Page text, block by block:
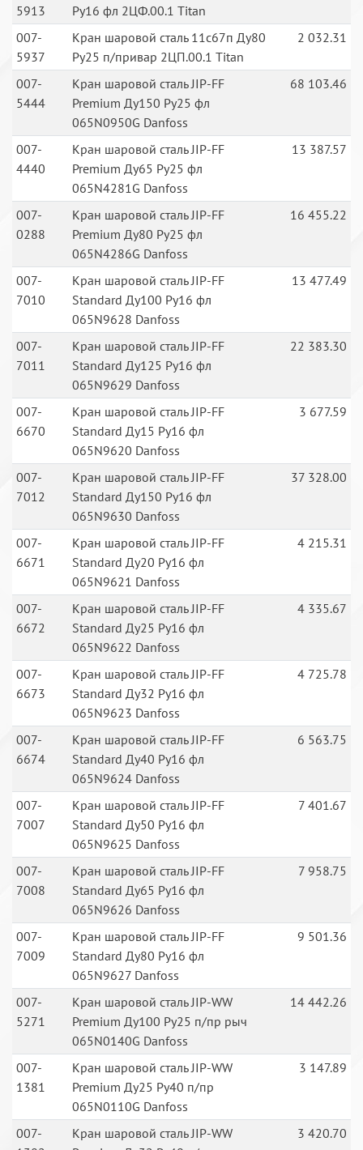
5913
Ру16 фл 2ЦФ.00.1 Titan
007-
5937
Кран шаровой сталь 11с67п Ду80
Ру25 п/привар 2ЦП.00.1 Titan
2 032.31
007-
5444
Кран шаровой сталь JIP-FF
Premium Ду150 Ру25 фл
065N0950G Danfoss
68 103.46
007-
4440
Кран шаровой сталь JIP-FF
Premium Ду65 Ру25 фл
065N4281G Danfoss
13 387.57
007-
0288
Кран шаровой сталь JIP-FF
Premium Ду80 Ру25 фл
065N4286G Danfoss
16 455.22
007-
7010
Кран шаровой сталь JIP-FF
Standard Ду100 Ру16 фл
065N9628 Danfoss
13 477.49
007-
7011
Кран шаровой сталь JIP-FF
Standard Ду125 Ру16 фл
065N9629 Danfoss
22 383.30
007-
6670
Кран шаровой сталь JIP-FF
Standard Ду15 Ру16 фл
065N9620 Danfoss
3 677.59
007-
7012
Кран шаровой сталь JIP-FF
Standard Ду150 Ру16 фл
065N9630 Danfoss
37 328.00
007-
6671
Кран шаровой сталь JIP-FF
Standard Ду20 Ру16 фл
065N9621 Danfoss
4 215.31
007-
6672
Кран шаровой сталь JIP-FF
Standard Ду25 Ру16 фл
065N9622 Danfoss
4 335.67
007-
6673
Кран шаровой сталь JIP-FF
Standard Ду32 Ру16 фл
065N9623 Danfoss
4 725.78
007-
6674
Кран шаровой сталь JIP-FF
Standard Ду40 Ру16 фл
065N9624 Danfoss
6 563.75
007-
7007
Кран шаровой сталь JIP-FF
Standard Ду50 Ру16 фл
065N9625 Danfoss
7 401.67
007-
7008
Кран шаровой сталь JIP-FF
Standard Ду65 Ру16 фл
065N9626 Danfoss
7 958.75
007-
7009
Кран шаровой сталь JIP-FF
Standard Ду80 Ру16 фл
065N9627 Danfoss
9 501.36
007-
5271
Кран шаровой сталь JIP-WW
Premium Ду100 Ру25 п/пр рыч
065N0140G Danfoss
14 442.26
007-
1381
Кран шаровой сталь JIP-WW
Premium Ду25 Ру40 п/пр
065N0110G Danfoss
3 147.89
007-
Кран шаровой сталь JIP-WW
3 420.70